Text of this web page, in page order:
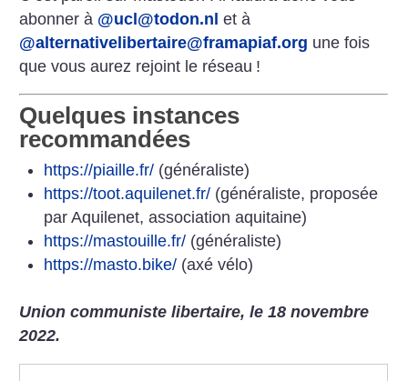
abonner à @ucl@todon.nl et à
@alternativelibertaire@framapiaf.org une fois
que vous aurez rejoint le réseau !
Quelques instances
recommandées
https://piaille.fr/(généraliste)
https://toot.aquilenet.fr/(généraliste, proposée
par Aquilenet, association aquitaine)
https://mastouille.fr/(généraliste)
https://masto.bike/(axé vélo)
Union communiste libertaire, le 18 novembre
2022.